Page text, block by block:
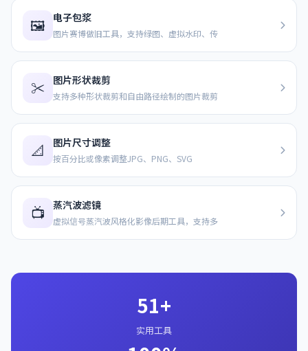
🖼️ 电子包浆
图片赛博做旧工具，支持绿图、虚拟水印、传
✂️ 图片形状裁剪
支持多种形状裁剪和自由路径绘制的图片裁剪
📐 图片尺寸调整
按百分比或像素调整JPG、PNG、SVG
📺 蒸汽波滤镜
虚拟信号蒸汽波风格化影像后期工具，支持多
51+
实用工具